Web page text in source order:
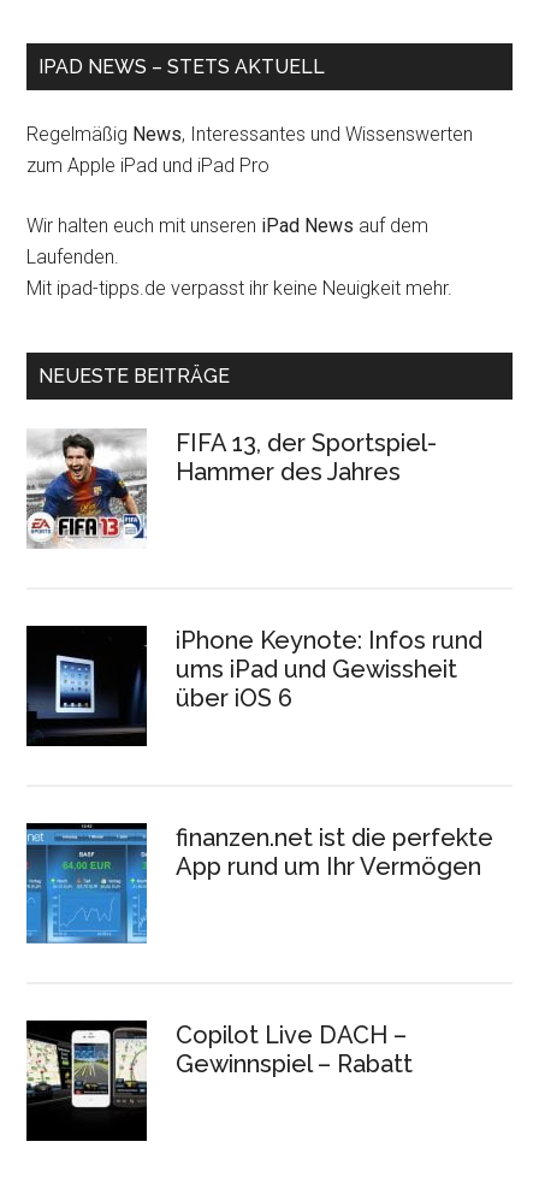
IPAD NEWS – STETS AKTUELL
Regelmäßig News, Interessantes und Wissenswerten
zum Apple iPad und iPad Pro
Wir halten euch mit unseren iPad News auf dem
Laufenden.
Mit ipad-tipps.de verpasst ihr keine Neuigkeit mehr.
NEUESTE BEITRÄGE
FIFA 13, der Sportspiel-
Hammer des Jahres
iPhone Keynote: Infos rund
ums iPad und Gewissheit
über iOS 6
finanzen.net ist die perfekte
App rund um Ihr Vermögen
Copilot Live DACH –
Gewinnspiel – Rabatt